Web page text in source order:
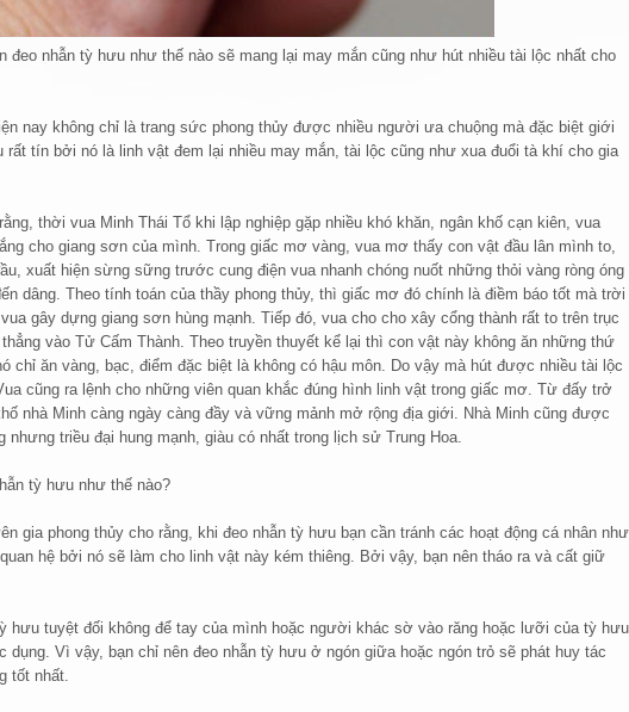
đeo nhẫn tỳ hưu như thế nào sẽ mang lại may mắn cũng như hút nhiều tài lộc nhất cho
nay không chỉ là trang sức phong thủy được nhiều người ưa chuộng mà đặc biệt giới
rất tín bởi nó là linh vật đem lại nhiều may mắn, tài lộc cũng như xua đuổi tà khí cho gia
thời vua Minh Thái Tổ khi lập nghiệp gặp nhiều khó khăn, ngân khố cạn kiên, vua
cho giang sơn của mình. Trong giấc mơ vàng, vua mơ thấy con vật đầu lân mình to,
xuất hiện sừng sững trước cung điện vua nhanh chóng nuốt những thỏi vàng ròng óng
dâng. Theo tính toán của thầy phong thủy, thì giấc mơ đó chính là điềm báo tốt mà trời
gây dựng giang sơn hùng mạnh. Tiếp đó, vua cho cho xây cổng thành rất to trên trục
vào Tử Cấm Thành. Theo truyền thuyết kể lại thì con vật này không ăn những thứ
chỉ ăn vàng, bạc, điểm đặc biệt là không có hậu môn. Do vậy mà hút được nhiều tài lộc
cũng ra lệnh cho những viên quan khắc đúng hình linh vật trong giấc mơ. Từ đấy trở
nhà Minh càng ngày càng đầy và vững mảnh mở rộng địa giới. Nhà Minh cũng được
nhưng triều đại hung mạnh, giàu có nhất trong lịch sử Trung Hoa.
tỳ hưu như thế nào?
gia phong thủy cho rằng, khi đeo nhẫn tỳ hưu bạn cần tránh các hoạt động cá nhân như
hệ bởi nó sẽ làm cho linh vật này kém thiêng. Bởi vậy, bạn nên tháo ra và cất giữ
hưu tuyệt đối không để tay của mình hoặc người khác sờ vào răng hoặc lưỡi của tỳ hưu
dụng. Vì vậy, bạn chỉ nên đeo nhẫn tỳ hưu ở ngón giữa hoặc ngón trỏ sẽ phát huy tác
tốt nhất.